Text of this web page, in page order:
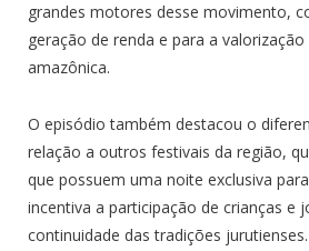
grandes motores desse movimento,
geração de renda e para a
amazônica.
O episódio também destacou o
relação a outros festivais da região,
que possuem uma noite exclusiva
incentiva a participação de crianças e
continuidade das tradições